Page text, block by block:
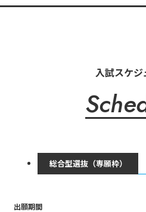
入試スケジ
総合型選抜（専願枠）
出願期間